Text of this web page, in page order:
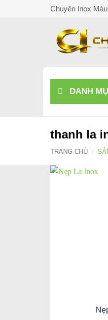
Chuyên Inox
DANH
thanh la
TRANG CHỦ /